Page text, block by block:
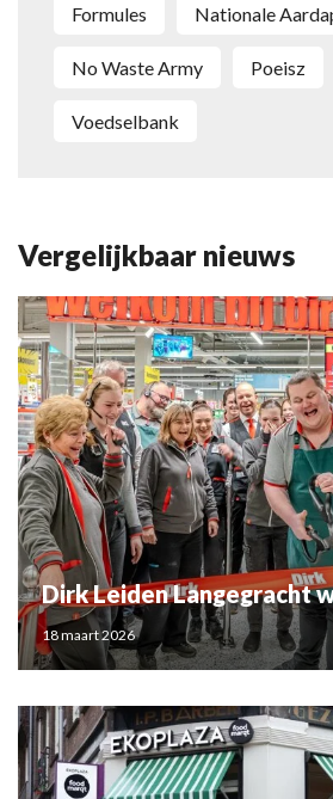
Formules Nationale
No Waste Army Poeisz
Voedselbank
Vergelijkbaar nieuws
Dirk Leiden Langegracht
18 maart 2026